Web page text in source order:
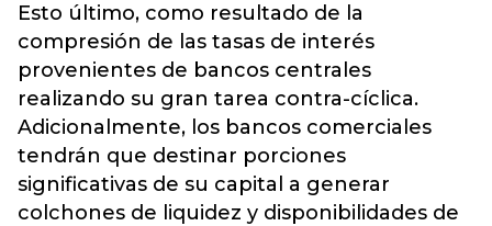
Esto último, como resultado de la
compresión de las tasas de interés
provenientes de bancos centrales
realizando su gran tarea contra-cíclica.
Adicionalmente, los bancos comerciales
tendrán que destinar porciones
significativas de su capital a generar
colchones de liquidez y disponibilidades de